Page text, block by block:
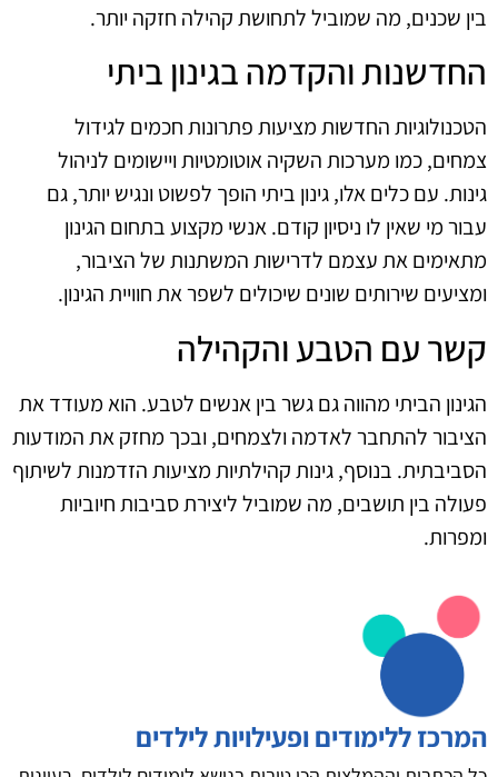
בין שכנים, מה שמוביל לתחושת קהילה חזקה יותר.
החדשנות והקדמה בגינון ביתי
הטכנולוגיות החדשות מציעות פתרונות חכמים לגידול
צמחים, כמו מערכות השקיה אוטומטיות ויישומים לניהול
גינות. עם כלים אלו, גינון ביתי הופך לפשוט ונגיש יותר, גם
עבור מי שאין לו ניסיון קודם. אנשי מקצוע בתחום הגינון
מתאימים את עצמם לדרישות המשתנות של הציבור,
ומציעים שירותים שונים שיכולים לשפר את חוויית הגינון.
קשר עם הטבע והקהילה
הגינון הביתי מהווה גם גשר בין אנשים לטבע. הוא מעודד את
הציבור להתחבר לאדמה ולצמחים, ובכך מחזק את המודעות
הסביבתית. בנוסף, גינות קהילתיות מציעות הזדמנות לשיתוף
פעולה בין תושבים, מה שמוביל ליצירת סביבות חיוביות
ומפרות.
המרכז ללימודים ופעילויות לילדים